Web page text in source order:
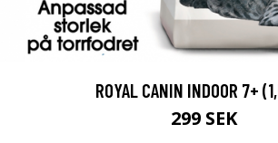
ROYAL CANIN INDOOR 7+
299 SEK